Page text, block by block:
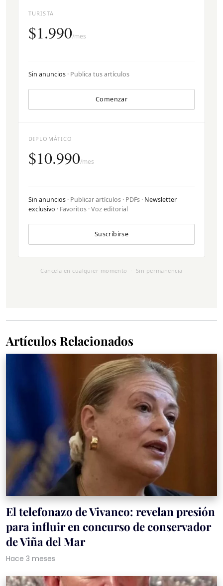
TURISTA
$1.990/mes
Sin anuncios · Publica tus artículos
Comenzar
DIPLOMÁTICO
$10.990/mes
Sin anuncios · Publicar artículos · PDFs · Newsletter
exclusivo · Favoritos · Voz editorial
Suscribirse
Cancela en cualquier momento · Sin permanencia
Artículos Relacionados
El telefonazo de Vivanco: revelan presión
para influir en concurso de conservador
de Viña del Mar
Hace 3 meses